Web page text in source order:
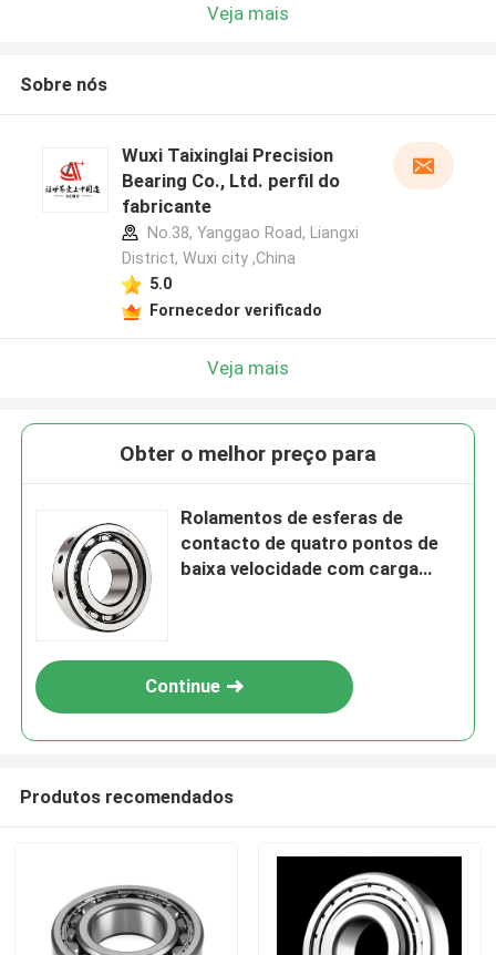
Veja mais
Sobre nós
Wuxi Taixinglai Precision
Bearing Co., Ltd. perfil do
fabricante
No.38, Yanggao Road, Liangxi
District, Wuxi city ,China
5.0
Fornecedor verificado
Veja mais
Obter o melhor preço para
Rolamentos de esferas de
contacto de quatro pontos de
baixa velocidade com carga
Continue
Produtos recomendados